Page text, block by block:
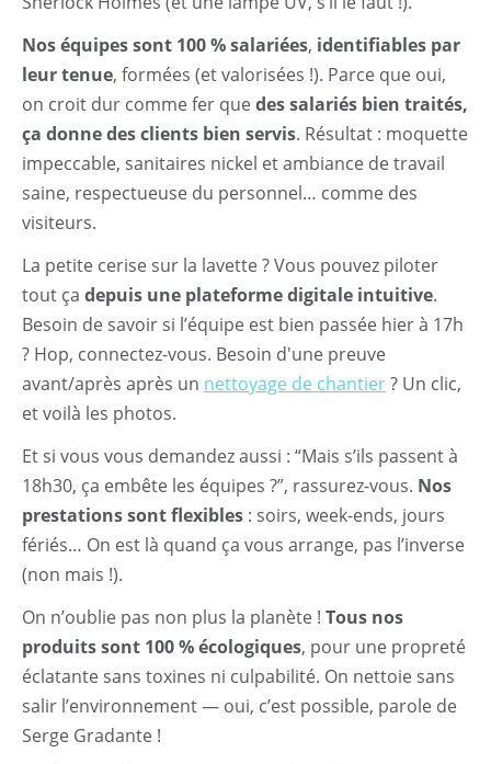
Nos équipes sont 100 % salariées, identifiables par
leur tenue, formées (et valorisées !). Parce que oui,
on croit dur comme fer que des salariés bien traités,
ça donne des clients bien servis. Résultat : moquette
impeccable, sanitaires nickel et ambiance de travail
saine, respectueuse du personnel… comme des
visiteurs.
La petite cerise sur la lavette ? Vous pouvez piloter
tout ça depuis une plateforme digitale intuitive.
Besoin de savoir si l’équipe est bien passée hier à 17h
? Hop, connectez-vous. Besoin d'une preuve
avant/après après un nettoyage de chantier? Un clic,
et voilà les photos.
Et si vous vous demandez aussi : “Mais s’ils passent à
18h30, ça embête les équipes ?”, rassurez-vous. Nos
prestations sont flexibles : soirs, week-ends, jours
fériés… On est là quand ça vous arrange, pas l’inverse
(non mais !).
On n’oublie pas non plus la planète ! Tous nos
produits sont 100 % écologiques, pour une propreté
éclatante sans toxines ni culpabilité. On nettoie sans
salir l’environnement — oui, c’est possible, parole de
Serge Gradante !
Entretien Prestige
Démarche RSE
Contact